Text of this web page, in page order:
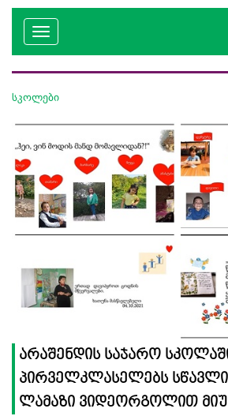
სკოლები
არაშენდის საჯარო
პირველკლასელებს
ლამაზი ვიდეორგოლით